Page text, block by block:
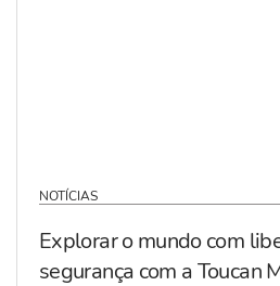
NOTÍCIAS
Explorar o mundo com
segurança com a Toucan